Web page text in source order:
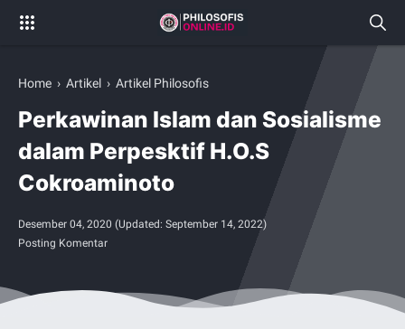
Home › Artikel › Artikel Philosofis
Perkawinan Islam dan Sosialisme
dalam Perpesktif H.O.S
Cokroaminoto
Desember 04, 2020 (Updated: September 14, 2022)
Posting Komentar